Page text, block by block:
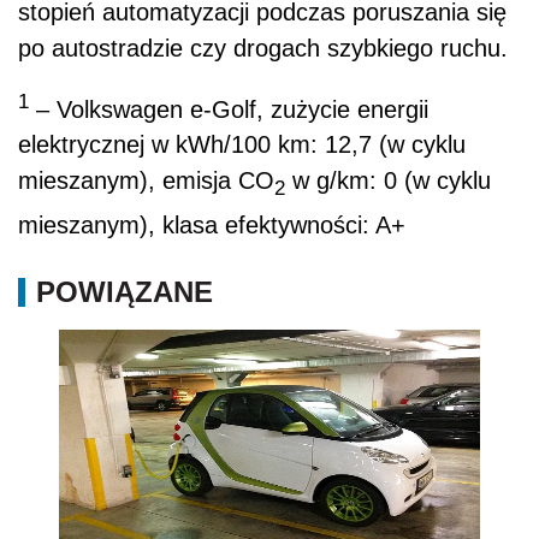
stopień automatyzacji podczas poruszania się
po autostradzie czy drogach szybkiego ruchu.
1 – Volkswagen e-Golf, zużycie energii
elektrycznej w kWh/100 km: 12,7 (w cyklu
mieszanym), emisja CO2 w g/km: 0 (w cyklu
mieszanym), klasa efektywności: A+
POWIĄZANE